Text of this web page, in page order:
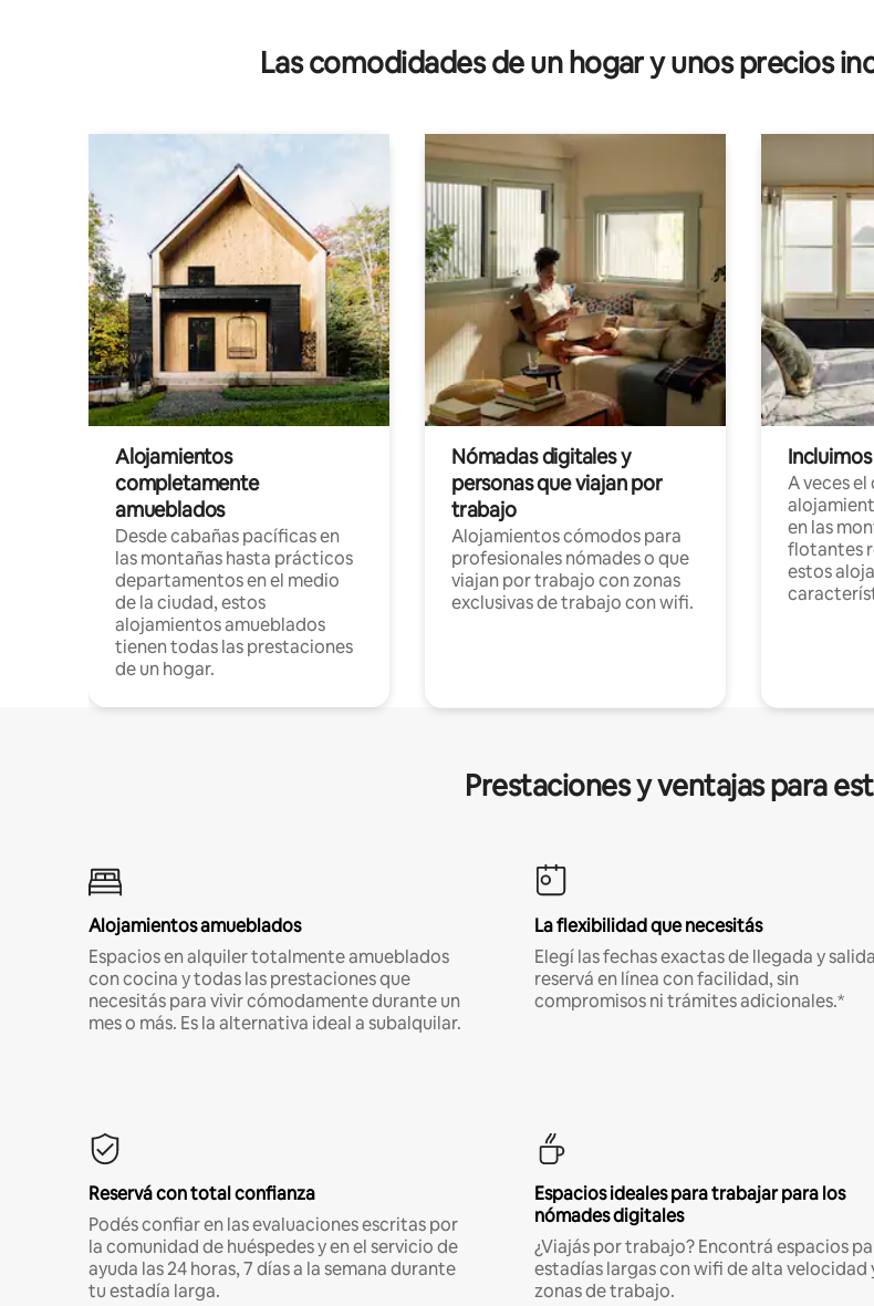
Las comodidades de un hogar y unos precios
Alojamientos
completamente
amueblados
Desde cabañas pacíficas en
las montañas hasta prácticos
departamentos en el medio
de la ciudad, estos
alojamientos amueblados
tienen todas las prestaciones
de un hogar.
Nómadas digitales y
personas que viajan por
trabajo
Alojamientos cómodos para
profesionales nómades o que
viajan por trabajo con zonas
exclusivas de trabajo con wifi.
A veces el
en las
flotantes
estos
Prestaciones y ventajas para
Alojamientos amueblados
Espacios en alquiler totalmente amueblados
con cocina y todas las prestaciones que
necesitás para vivir cómodamente durante un
mes o más. Es la alternativa ideal a subalquilar.
La flexibilidad que necesitás
Elegí las fechas exactas de llegada y
reservá en línea con facilidad, sin
compromisos ni trámites adicionales.*
Reservá con total confianza
Podés confiar en las evaluaciones escritas por
la comunidad de huéspedes y en el servicio de
ayuda las 24 horas, 7 días a la semana durante
tu estadía larga.
Espacios ideales para trabajar para los
nómades digitales
¿Viajás por trabajo? Encontrá espacios
estadías largas con wifi de alta velocidad
zonas de trabajo.